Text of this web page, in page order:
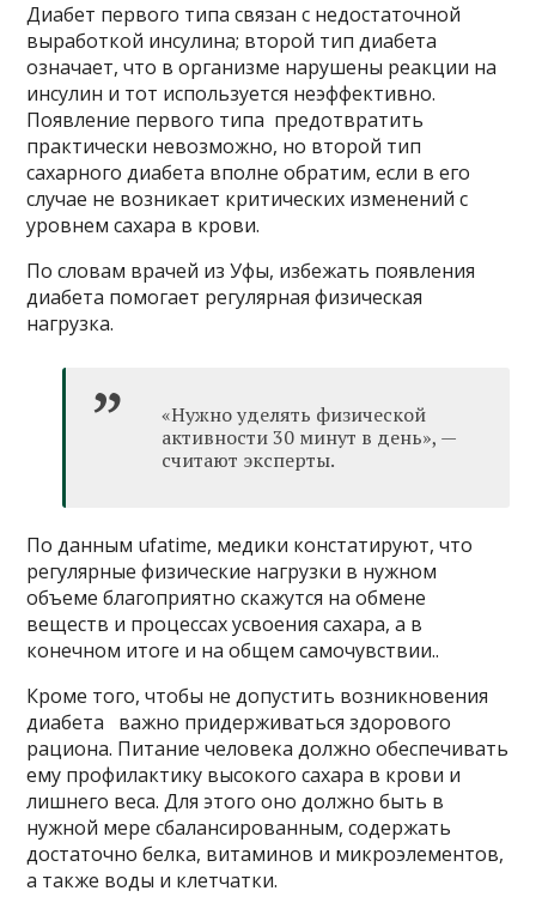
Диабет первого типа связан с недостаточной
выработкой инсулина; второй тип диабета
означает, что в организме нарушены реакции на
инсулин и тот используется неэффективно.
Появление первого типа предотвратить
практически невозможно, но второй тип
сахарного диабета вполне обратим, если в его
случае не возникает критических изменений с
уровнем сахара в крови.
По словам врачей из Уфы, избежать появления
диабета помогает регулярная физическая
нагрузка.
«Нужно уделять физической
активности 30 минут в день», —
считают эксперты.
По данным ufatime, медики констатируют, что
регулярные физические нагрузки в нужном
объеме благоприятно скажутся на обмене
веществ и процессах усвоения сахара, а в
конечном итоге и на общем самочувствии..
Кроме того, чтобы не допустить возникновения
диабета важно придерживаться здорового
рациона. Питание человека должно обеспечивать
ему профилактику высокого сахара в крови и
лишнего веса. Для этого оно должно быть в
нужной мере сбалансированным, содержать
достаточно белка, витаминов и микроэлементов,
а также воды и клетчатки.